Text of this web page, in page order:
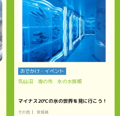
おでかけ・イベント
気仙沼 海の市 氷の水族館
マイナス20℃の氷の世界を見に行こう！
その他 宮城県